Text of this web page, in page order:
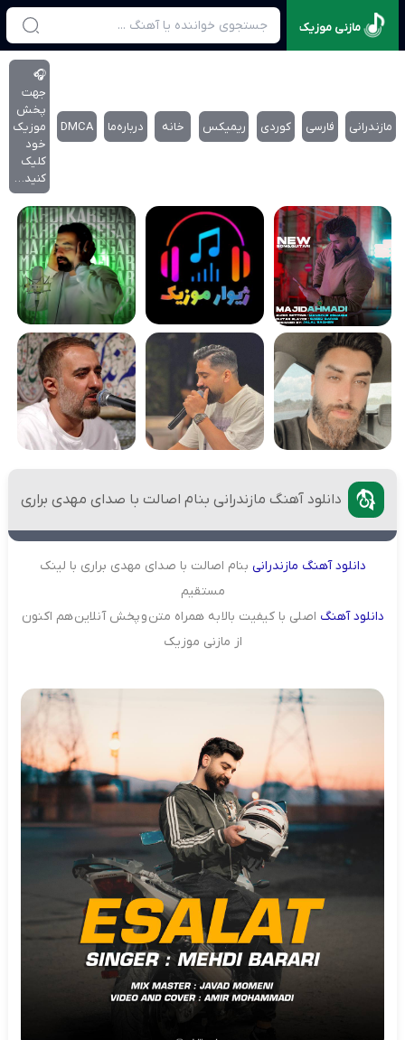
مازنی موزیک
مازندرانی فارسی کوردی ریمیکس خانه درباره‌‌ما DMCA
🎧
جهت
پخش
موزیک
خود
کلیک
کنید…
دانلود آهنگ مازندرانی بنام اصالت با صدای مهدی براری
دانلودآهنگ مازندرانی بنام اصالت با صدای مهدی براری با لینک
مستقیم
دانلودآهنگ اصلی با کیفیت بالا به همراه متن و پخش آنلاین هم اکنون
از مازنی موزیک